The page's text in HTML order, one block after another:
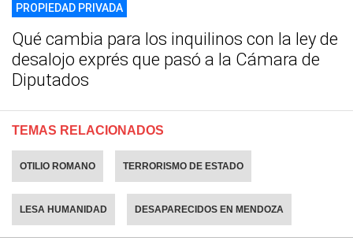
PROPIEDAD PRIVADA
Qué cambia para los inquilinos con la ley de
desalojo exprés que pasó a la Cámara de
Diputados
TEMAS RELACIONADOS
OTILIO ROMANO TERRORISMO DE ESTADO
LESA HUMANIDAD DESAPARECIDOS EN MENDOZA